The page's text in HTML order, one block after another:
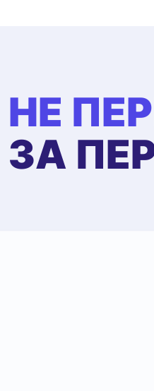
НЕ
ЗА